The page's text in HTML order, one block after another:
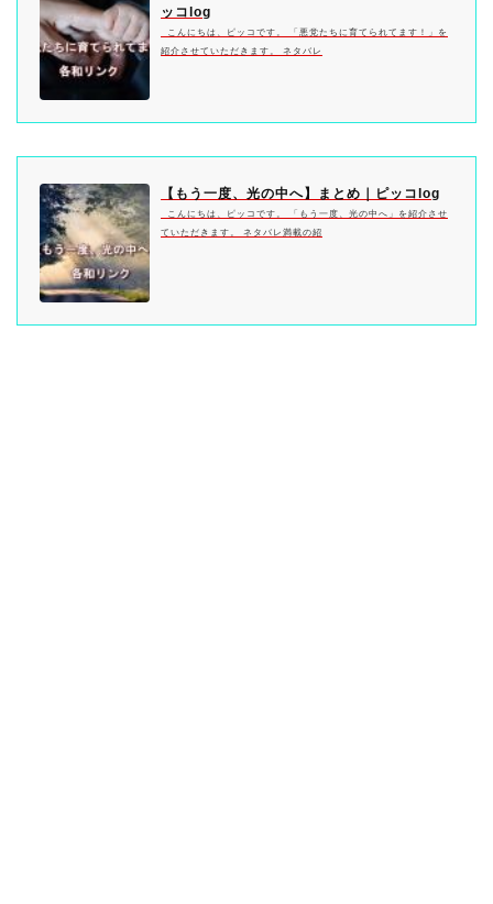
ッコlog
こんにちは、ピッコです。 「悪党たちに育てられてます！」を
紹介させていただきます。 ネタバレ
【もう一度、光の中へ】まとめ｜ピッコlog
こんにちは、ピッコです。 「もう一度、光の中へ」を紹介させ
ていただきます。 ネタバレ満載の紹